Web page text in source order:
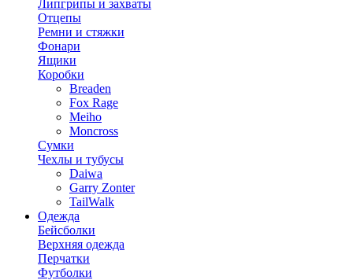
Липгрипы и захваты
Отцепы
Ремни и стяжки
Фонари
Ящики
Коробки
Breaden
Fox Rage
Meiho
Moncross
Сумки
Чехлы и тубусы
Daiwa
Garry Zonter
TailWalk
Одежда
Бейсболки
Верхняя одежда
Перчатки
Футболки